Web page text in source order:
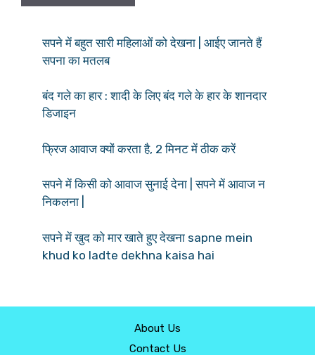
सपने में बहुत सारी महिलाओं को देखना | आईए जानते हैं
सपना का मतलब
बंद गले का हार : शादी के लिए बंद गले के हार के शानदार
डिजाइन
फ्रिज आवाज क्यों करता है, 2 मिनट में ठीक करें
सपने में किसी को आवाज सुनाई देना | सपने में आवाज न
निकलना |
सपने में खुद को मार खाते हुए देखना sapne mein
khud ko ladte dekhna kaisa hai
About Us
Contact Us